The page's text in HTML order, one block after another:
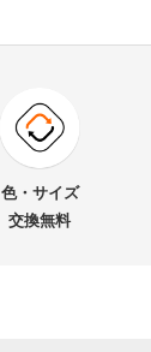
色・サイズ
交換無料